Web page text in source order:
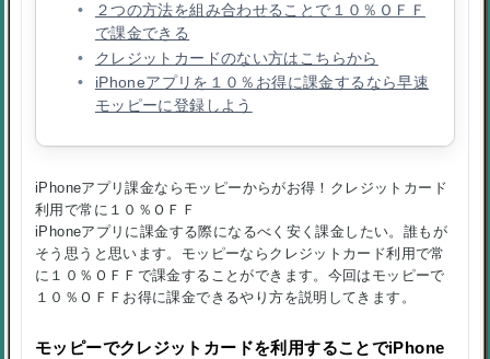
２つの方法を組み合わせることで１０％ＯＦＦ
で課金できる
クレジットカードのない方はこちらから
iPhoneアプリを１０％お得に課金するなら早速
モッピーに登録しよう
iPhoneアプリ課金ならモッピーからがお得！クレジットカード
利用で常に１０％ＯＦＦ
iPhoneアプリに課金する際になるべく安く課金したい。誰もが
そう思うと思います。モッピーならクレジットカード利用で常
に１０％ＯＦＦで課金することができます。今回はモッピーで
１０％ＯＦＦお得に課金できるやり方を説明してきます。
モッピーでクレジットカードを利用することでiPhone